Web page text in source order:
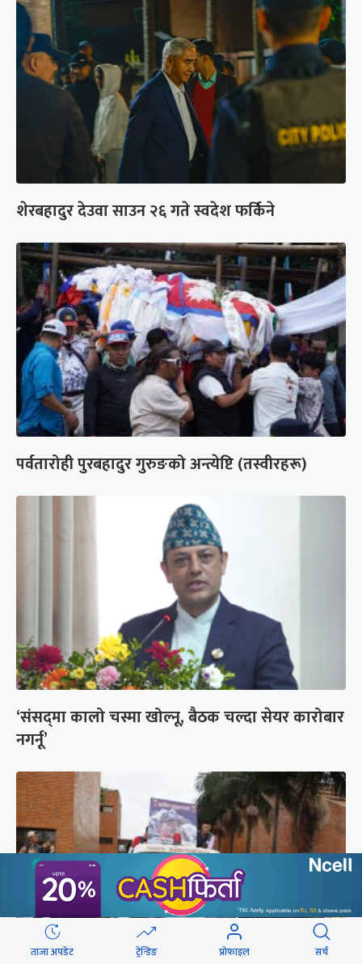
शेरबहादुर देउवा साउन २६ गते स्वदेश फर्किने
पर्वतारोही पुरबहादुर गुरुङको अन्त्येष्टि (तस्वीरहरू)
‘संसद्‍मा कालो चस्मा खोल्नू, बैठक चल्दा सेयर कारोबार
नगर्नू’
ताजा अपडेट ट्रेन्डिङ प्रोफाइल सर्च